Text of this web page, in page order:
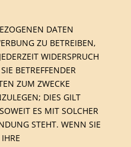
DATEN
ZU BETREIBEN,
WIDERSPRUCH
BETREFFENDER
ZUM ZWECKE
DIES GILT
ES MIT SOLCHER
STEHT. WENN SIE